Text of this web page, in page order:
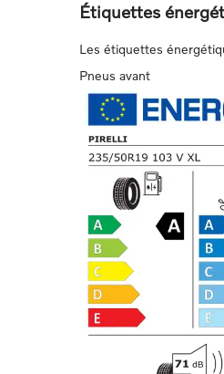
Étiquettes
Les étiquettes
Pneus avant